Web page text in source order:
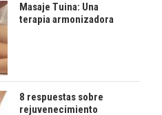
Masaje Tuina: Una
terapia armonizadora
8 respuestas sobre
rejuvenecimiento